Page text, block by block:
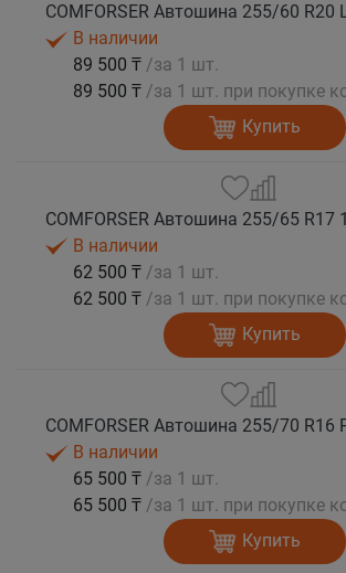
В наличии
89 500 ₸ /за 1 шт.
89 500 ₸ /за 1 шт. при покупке
Купить
В наличии
62 500 ₸ /за 1 шт.
62 500 ₸ /за 1 шт. при покупке
Купить
В наличии
65 500 ₸ /за 1 шт.
65 500 ₸ /за 1 шт. при покупке
Купить